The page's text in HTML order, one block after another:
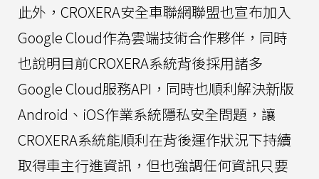
此外，CROXERA安全車聯網聯盟也宣布加入
Google Cloud作為雲端技術合作夥伴，同時
也說明目前CROXERA系統背後採用諸多
Google Cloud服務API，同時也順利解決新版
Android、iOS作業系統隱私安全問題，讓
CROXERA系統能順利在背後運作狀況下持續
取得車主行進資訊，但也強調任何資訊只要